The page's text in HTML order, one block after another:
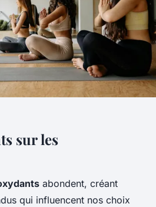
sur les
abondent, créant
qui influencent nos choix